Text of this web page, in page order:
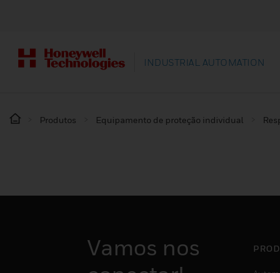
INDUSTRIAL AUTOMATION
Produtos Equipamento de proteção individual
Vamos nos